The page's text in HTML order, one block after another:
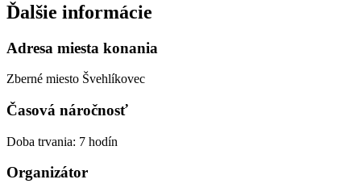
Ďalšie informácie
Adresa miesta konania
Zberné miesto Švehlíkovec
Časová náročnosť
Doba trvania: 7 hodín
Organizátor